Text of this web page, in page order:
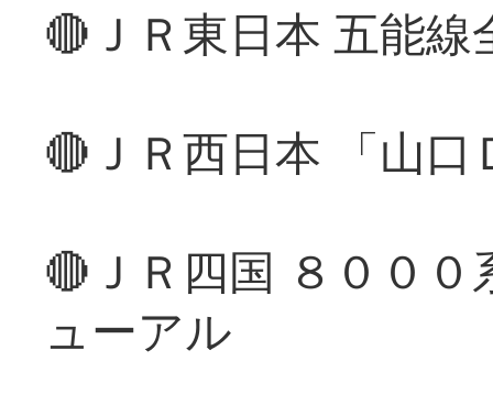
🔴ＪＲ東日本 五能
🔴ＪＲ西日本 「山
🔴ＪＲ四国 ８００
ューアル